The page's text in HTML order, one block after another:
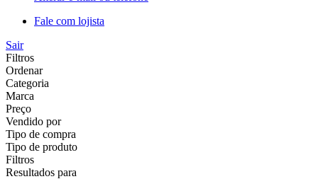
Fale com lojista
Sair
Filtros
Ordenar
Categoria
Marca
Preço
Vendido por
Tipo de compra
Tipo de produto
Filtros
Resultados para